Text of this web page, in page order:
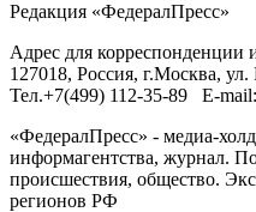
Редакция «ФедералПресс»
Адрес для корреспонденции
127018, Россия, г.Москва, ул.
Тел.+7(499) 112-35-89 E-mail:
«ФедералПресс» - медиа-
информагентства, журнал.
происшествия, общество.
регионов РФ